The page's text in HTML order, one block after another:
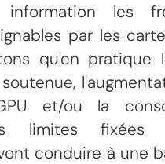
information les
par les
qu'en pratique
et/ou la
limites
conduire à une